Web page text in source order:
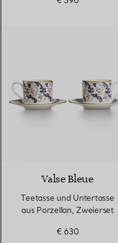
Valse Bleue
Teetasse und Untertasse
aus Porzellan, Zweierset
€ 630